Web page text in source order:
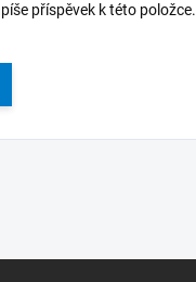
příspěvek k této položce.